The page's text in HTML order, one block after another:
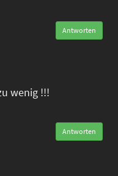
Antworten
wenig !!!
Antworten